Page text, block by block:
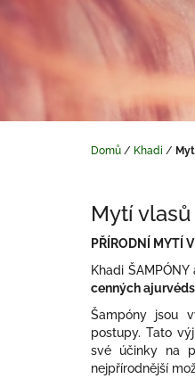
Domů / Khadi /
Mytí vlasů
PŘÍRODNÍ MYTÍ
Khadi
cenných
Šampóny jsou
postupy. Tato
své účinky na
nejpřírodnější